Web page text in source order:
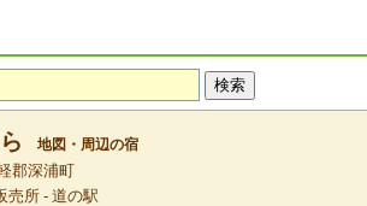
地図・周辺の宿
郡深浦町
売所 - 道の駅